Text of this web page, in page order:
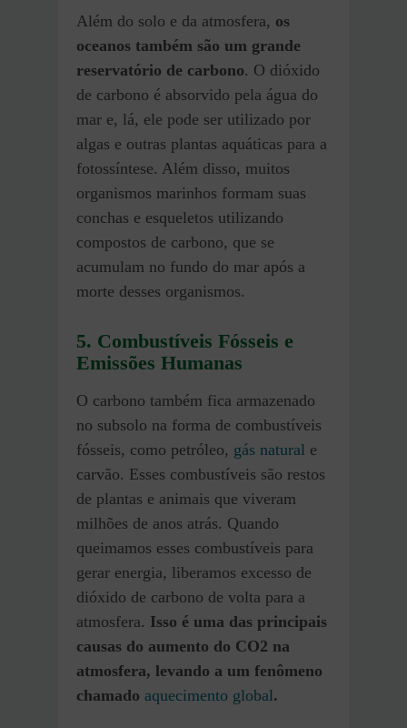
Além do solo e da atmosfera, os
oceanos também são um grande
reservatório de carbono. O dióxido
de carbono é absorvido pela água do
mar e, lá, ele pode ser utilizado por
algas e outras plantas aquáticas para a
fotossíntese. Além disso, muitos
organismos marinhos formam suas
conchas e esqueletos utilizando
compostos de carbono, que se
acumulam no fundo do mar após a
morte desses organismos.
5. Combustíveis Fósseis e
Emissões Humanas
O carbono também fica armazenado
no subsolo na forma de combustíveis
fósseis, como petróleo, gás natural e
carvão. Esses combustíveis são restos
de plantas e animais que viveram
milhões de anos atrás. Quando
queimamos esses combustíveis para
gerar energia, liberamos excesso de
dióxido de carbono de volta para a
atmosfera. Isso é uma das principais
causas do aumento do CO2 na
atmosfera, levando a um fenômeno
chamado aquecimento global.